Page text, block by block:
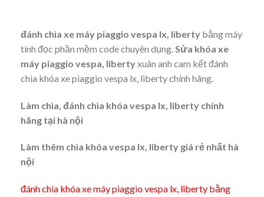
đánh chìa xe máy piaggio vespa lx, liberty bằng máy
tính đọc phần mềm code chuyên dụng. Sửa khóa xe
máy piaggio vespa, libertyxuân anh cam kết đánh
chìa khóa xe piaggio vespa lx, liberty chính hãng.
Làm chìa, đánh chìa khóa vespa lx, liberty chính
hãng tại hà nội
Làm thêm chìa khóa vespa lx, liberty giá rẻ nhất hà
nội
đánh chìa khóa xe máy piaggio vespa lx, liberty bằng